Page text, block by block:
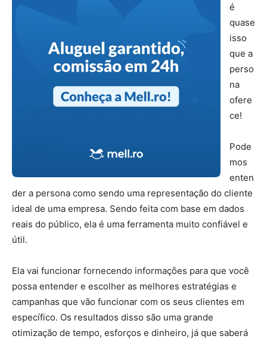
é
quase
isso
que a
perso
na
ofere
ce!
Pode
mos
enten
der a persona como sendo uma representação do cliente
ideal de uma empresa. Sendo feita com base em dados
reais do público, ela é uma ferramenta muito confiável e
útil.
Ela vai funcionar fornecendo informações para que você
possa entender e escolher as melhores estratégias e
campanhas que vão funcionar com os seus clientes em
específico. Os resultados disso são uma grande
otimização de tempo, esforços e dinheiro, já que saberá